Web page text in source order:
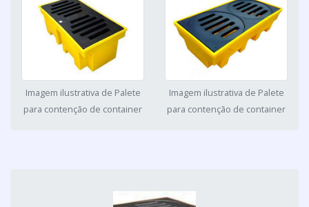
Imagem ilustrativa de Palete
para contenção de container
Imagem ilustrativa de Palete
para contenção de container